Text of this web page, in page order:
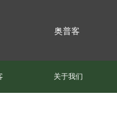
关于我们
奥普客